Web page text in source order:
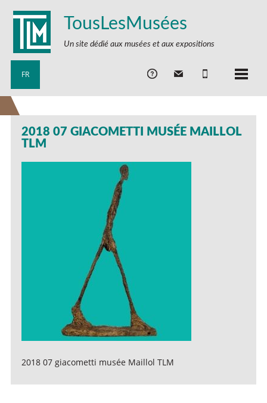
TousLesMusées
Un site dédié aux musées et aux expositions
FR
2018 07 GIACOMETTI MUSÉE MAILLOL
TLM
2018 07 giacometti musée Maillol TLM